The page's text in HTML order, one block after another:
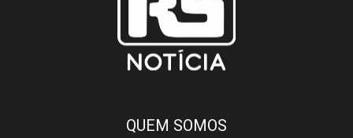
QUEM SOMOS